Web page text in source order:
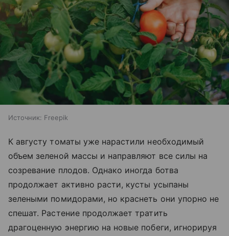
Источник: Freepik
К августу томаты уже нарастили необходимый
объем зеленой массы и направляют все силы на
созревание плодов. Однако иногда ботва
продолжает активно расти, кусты усыпаны
зелеными помидорами, но краснеть они упорно не
спешат. Растение продолжает тратить
драгоценную энергию на новые побеги, игнорируя